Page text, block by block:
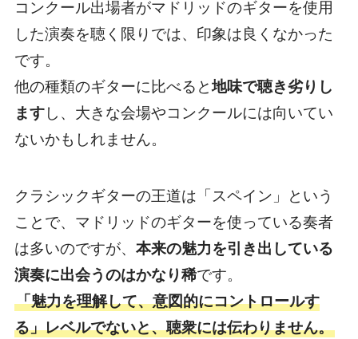
コンクール出場者がマドリッドのギターを使用
した演奏を聴く限りでは、印象は良くなかった
です。
他の種類のギターに比べると地味で聴き劣りし
ますし、大きな会場やコンクールには向いてい
ないかもしれません。
クラシックギターの王道は「スペイン」という
ことで、マドリッドのギターを使っている奏者
は多いのですが、 本来の魅力を引き出している
演奏に出会うのはかなり稀です。
「魅力を理解して、意図的にコントロールす
る」レベルでないと、聴衆には伝わりません。